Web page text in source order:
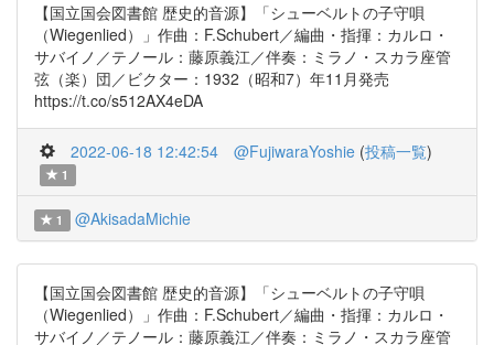
【国立国会図書館 歴史的音源】「シューベルトの子守唄
（Wiegenlied）」作曲：F.Schubert／編曲・指揮：カルロ・
サバイノ／テノール：藤原義江／伴奏：ミラノ・スカラ座管
弦（楽）団／ビクター：1932（昭和7）年11月発売
https://t.co/s512AX4eDA
2022-06-18 12:42:54 @FujiwaraYoshie (投稿一覧)
1
1 @AkisadaMichie
【国立国会図書館 歴史的音源】「シューベルトの子守唄
（Wiegenlied）」作曲：F.Schubert／編曲・指揮：カルロ・
サバイノ／テノール：藤原義江／伴奏：ミラノ・スカラ座管